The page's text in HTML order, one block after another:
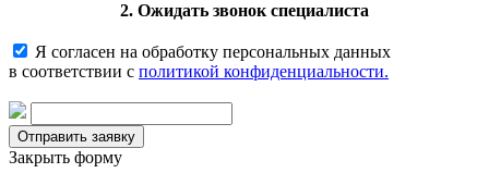
2. Ожидать звонок специалиста
Я согласен на обработку персональных данных
в соответствии с политикой конфиденциальности.
Закрыть форму